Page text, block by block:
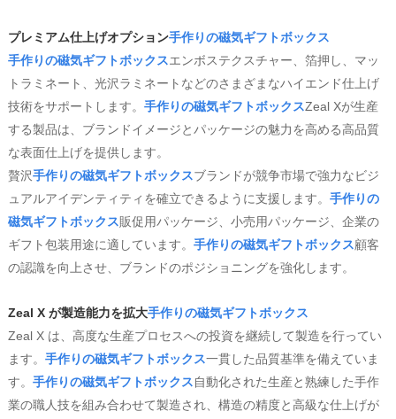
プレミアム仕上げオプション手作りの磁気ギフトボックス
手作りの磁気ギフトボックスエンボステクスチャー、箔押し、マッ
トラミネート、光沢ラミネートなどのさまざまなハイエンド仕上げ
技術をサポートします。 手作りの磁気ギフトボックスZeal Xが生産
する製品は、ブランドイメージとパッケージの魅力を高める高品質
な表面仕上げを提供します。
贅沢手作りの磁気ギフトボックスブランドが競争市場で強力なビジ
ュアルアイデンティティを確立できるように支援します。 手作りの
磁気ギフトボックス販促用パッケージ、小売用パッケージ、企業の
ギフト包装用途に適しています。 手作りの磁気ギフトボックス顧客
の認識を向上させ、ブランドのポジショニングを強化します。
Zeal X が製造能力を拡大手作りの磁気ギフトボックス
Zeal X は、高度な生産プロセスへの投資を継続して製造を行ってい
ます。 手作りの磁気ギフトボックス一貫した品質基準を備えていま
す。 手作りの磁気ギフトボックス自動化された生産と熟練した手作
業の職人技を組み合わせて製造され、構造の精度と高級な仕上げが